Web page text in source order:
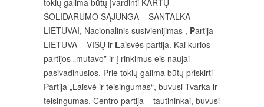
SOLIDARUMO SĄJUNGA – SANTALKA
LIETUVAI, Nacionalinis susivienijimas , Partija
LIETUVA – VISŲ ir Laisvės partija. Kai kurios
partijos „mutavo” ir į rinkimus eis naujai
pasivadinusios. Prie tokių galima būtų priskirti
Partija „Laisvė ir teisingumas“, buvusi Tvarka ir
teisingumas, Centro partija – tautininkai, buvusi